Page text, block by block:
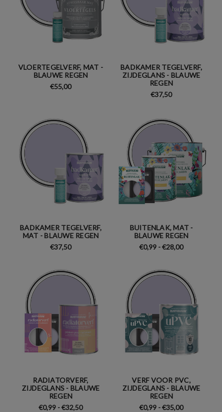
VLOERTEGELVERF, MAT -
BLAUWE REGEN
€55,00
BADKAMER TEGELVERF,
ZIJDEGLANS - BLAUWE
REGEN
€37,50
BADKAMER TEGELVERF,
MAT - BLAUWE REGEN
€37,50
BUITENLAK, MAT -
BLAUWE REGEN
€0,99 - €28,00
RADIATORVERF,
ZIJDEGLANS - BLAUWE
REGEN
€0,99 - €32,50
VERF VOOR PVC,
ZIJDEGLANS - BLAUWE
REGEN
€0,99 - €35,00